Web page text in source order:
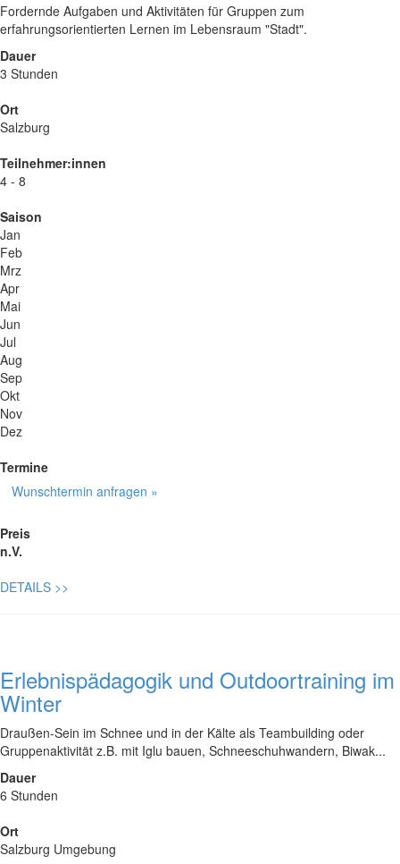
Fordernde Aufgaben und Aktivitäten für Gruppen zum
erfahrungsorientierten Lernen im Lebensraum "Stadt".
Dauer
3 Stunden
Ort
Salzburg
Teilnehmer:innen
4 - 8
Saison
Jan
Feb
Mrz
Apr
Mai
Jun
Jul
Aug
Sep
Okt
Nov
Dez
Termine
Wunschtermin anfragen »
Preis
n.V.
DETAILS >>
Erlebnispädagogik und Outdoortraining im
Winter
Draußen-Sein im Schnee und in der Kälte als Teambuilding oder
Gruppenaktivität z.B. mit Iglu bauen, Schneeschuhwandern, Biwak...
Dauer
6 Stunden
Ort
Salzburg Umgebung